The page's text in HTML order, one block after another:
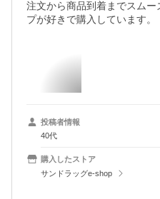
注文から商品到着までスム
プが好きで購入しています。
投稿者情報
40代
購入したストア
サンドラッグe-shop